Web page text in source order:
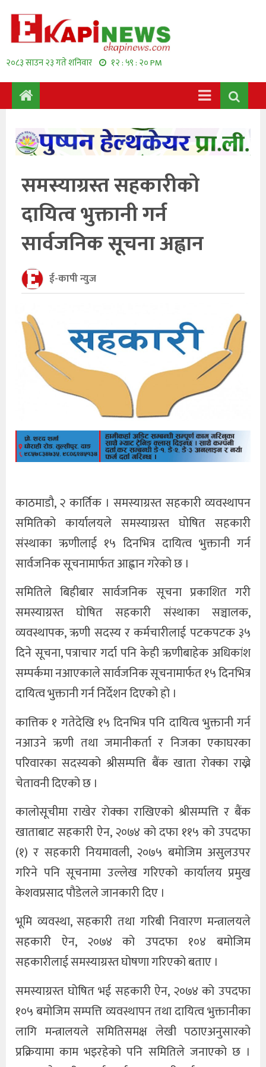
२०८३ साउन २३ गते शनिवार १२ : ५९ : २० PM
समस्याग्रस्त सहकारीको
दायित्व भुक्तानी गर्न
सार्वजनिक सूचना अह्वान
ई-कापी न्युज
काठमाडौ, २ कार्तिक । समस्याग्रस्त सहकारी व्यवस्थापन
समितिको कार्यालयले समस्याग्रस्त घोषित सहकारी
संस्थाका ऋणीलाई १५ दिनभित्र दायित्व भुक्तानी गर्न
सार्वजनिक सूचनामार्फत आह्वान गरेको छ ।
समितिले बिहीबार सार्वजनिक सूचना प्रकाशित गरी
समस्याग्रस्त घोषित सहकारी संस्थाका सञ्चालक,
व्यवस्थापक, ऋणी सदस्य र कर्मचारीलाई पटकपटक ३५
दिने सूचना, पत्राचार गर्दा पनि केही ऋणीबाहेक अधिकांश
सम्पर्कमा नआएकाले सार्वजनिक सूचनामार्फत १५ दिनभित्र
दायित्व भुक्तानी गर्न निर्देशन दिएको हो ।
कात्तिक १ गतेदेखि १५ दिनभित्र पनि दायित्व भुक्तानी गर्न
नआउने ऋणी तथा जमानीकर्ता र निजका एकाघरका
परिवारका सदस्यको श्रीसम्पत्ति बैंक खाता रोक्का राख्ने
चेतावनी दिएको छ ।
कालोसूचीमा राखेर रोक्का राखिएको श्रीसम्पत्ति र बैंक
खाताबाट सहकारी ऐन, २०७४ को दफा ११५ को उपदफा
(१) र सहकारी नियमावली, २०७५ बमोजिम असुलउपर
गरिने पनि सूचनामा उल्लेख गरिएको कार्यालय प्रमुख
केशवप्रसाद पौडेलले जानकारी दिए ।
भूमि व्यवस्था, सहकारी तथा गरिबी निवारण मन्त्रालयले
सहकारी ऐन, २०७४ को उपदफा १०४ बमोजिम
सहकारीलाई समस्याग्रस्त घोषणा गरिएको बताए ।
समस्याग्रस्त घोषित भई सहकारी ऐन, २०७४ को उपदफा
१०५ बमोजिम सम्पत्ति व्यवस्थापन तथा दायित्व भुक्तानीका
लागि मन्त्रालयले समितिसमक्ष लेखी पठाएअनुसारको
प्रक्रियामा काम भइरहेको पनि समितिले जनाएको छ ।